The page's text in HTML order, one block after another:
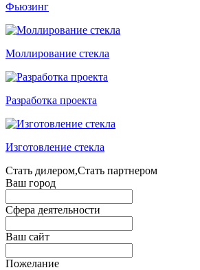
Фьюзинг
Моллирование стекла
Разработка проекта
Изготовление стекла
Стать дилером,Стать партнером
Ваш город
Сфера деятельности
Ваш сайт
Пожелание